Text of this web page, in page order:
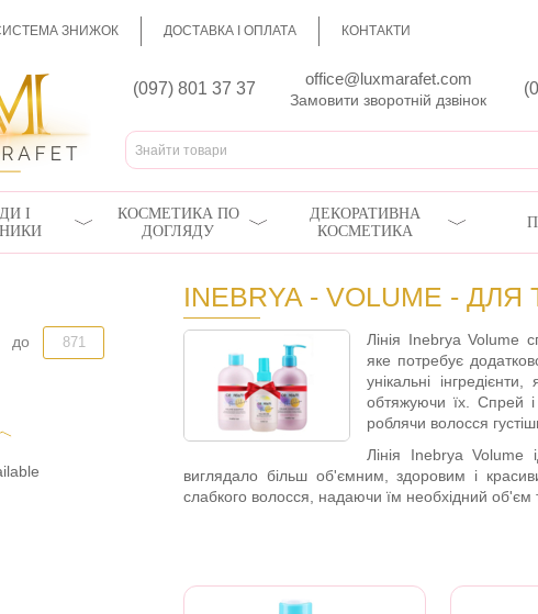
ЗНИЖОК ДОСТАВКА І ОПЛАТА КОНТАКТИ
(097) 801 37 37
office@luxmarafet.com
Замовити зворотній дзвінок
І
КОСМЕТИКА ПО
ДОГЛЯДУ
ДЕКОРАТИВНА
КОСМЕТИКА
до
INEBRYA - VOLUME -
Лінія Inebrya Volume
яке потребує
унікальні
обтяжуючи їх. Спрей
роблячи волосся
Лінія Inebrya Volume
виглядало більш об'ємним, здоровим і
слабкого волосся, надаючи їм необхідний об'єм